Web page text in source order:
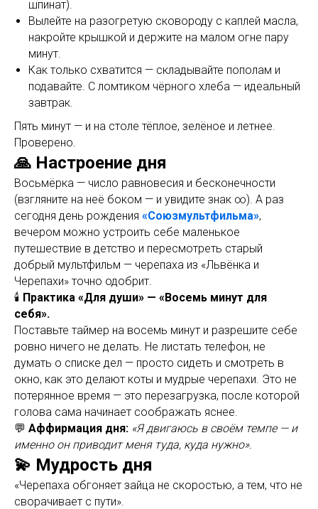
шпинат).
Вылейте на разогретую сковороду с каплей масла,
накройте крышкой и держите на малом огне пару
минут.
Как только схватится — складывайте пополам и
подавайте. С ломтиком чёрного хлеба — идеальный
завтрак.
Пять минут — и на столе тёплое, зелёное и летнее.
Проверено.
🙏 Настроение дня
Восьмёрка — число равновесия и бесконечности
(взгляните на неё боком — и увидите знак ∞). А раз
сегодня день рождения «Союзмультфильма»,
вечером можно устроить себе маленькое
путешествие в детство и пересмотреть старый
добрый мультфильм — черепаха из «Львёнка и
Черепахи» точно одобрит.
🕯️ Практика «Для души» — «Восемь минут для
себя».
Поставьте таймер на восемь минут и разрешите себе
ровно ничего не делать. Не листать телефон, не
думать о списке дел — просто сидеть и смотреть в
окно, как это делают коты и мудрые черепахи. Это не
потерянное время — это перезагрузка, после которой
голова сама начинает соображать яснее.
💬 Аффирмация дня: «Я двигаюсь в своём темпе — и
именно он приводит меня туда, куда нужно».
💫 Мудрость дня
«Черепаха обгоняет зайца не скоростью, а тем, что не
сворачивает с пути».